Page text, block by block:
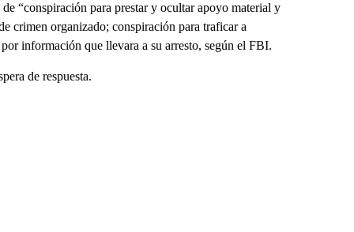
“conspiración para prestar y ocultar apoyo material y
crimen organizado; conspiración para traficar a
información que llevara a su arresto, según el FBI.
de respuesta.